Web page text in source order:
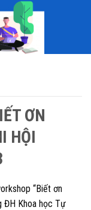
ƠN
HỘI
“Biết ơn
ĐH Khoa học Tự